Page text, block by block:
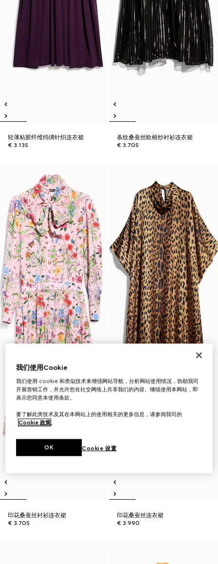
轻薄粘胶纤维绉绸针织连衣裙
€ 3.135
条纹桑蚕丝欧根纱衬衫连衣裙
€ 3.705
印花桑蚕丝衬衫连衣裙
€ 3.705
印花桑蚕丝连衣裙
€ 3.990
我们使用Cookie
我们使用 cookie 和类似技术来增强网站导航，分析网站使用情况，协助我司
开展营销工作，并允许您在社交网络上共享我们的内容。继续使用本网站，即
表示您同意本使用条款。
要了解此类技术及其在本网站上的使用相关的更多信息，请参阅我司的
Cookie 政策。
Cookie 设置
OK